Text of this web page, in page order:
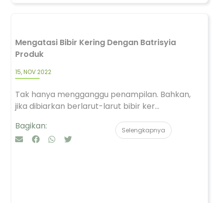
Mengatasi Bibir Kering Dengan Batrisyia
Produk
15, NOV 2022
Tak hanya mengganggu penampilan. Bahkan,
jika dibiarkan berlarut-larut bibir ker...
Bagikan:
Selengkapnya